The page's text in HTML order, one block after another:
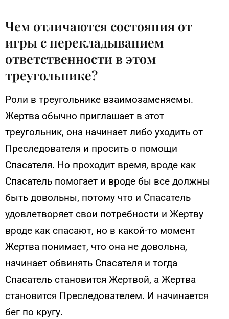
Чем отличаются состояния от
игры с перекладыванием
ответственности в этом
треугольнике?
Роли в треугольнике взаимозаменяемы.
Жертва обычно приглашает в этот
треугольник, она начинает либо уходить от
Преследователя и просить о помощи
Спасателя. Но проходит время, вроде как
Спасатель помогает и вроде бы все должны
быть довольны, потому что и Спасатель
удовлетворяет свои потребности и Жертву
вроде как спасают, но в какой-то момент
Жертва понимает, что она не довольна,
начинает обвинять Спасателя и тогда
Спасатель становится Жертвой, а Жертва
становится Преследователем. И начинается
бег по кругу.